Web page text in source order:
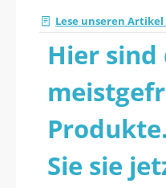
Lese unseren Artikel
Hier sind
Sie sie